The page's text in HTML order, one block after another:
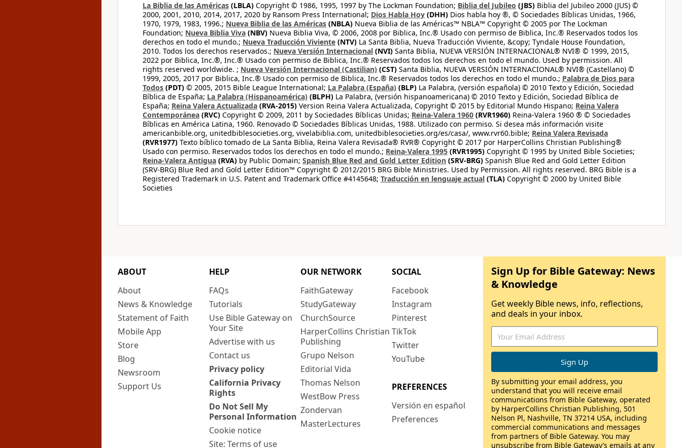
La Biblia de las Américas (LBLA) Copyright © 1986, 1995, 1997 by The Lockman Foundation; Biblia del Jubileo (JBS) Biblia del Jubileo 2000 (JUS) ©
2000, 2001, 2010, 2014, 2017, 2020 by Ransom Press International; Dios Habla Hoy (DHH) Dios habla hoy ®, © Sociedades Bíblicas Unidas, 1966,
1970, 1979, 1983, 1996.; Nueva Biblia de las Américas (NBLA) Nueva Biblia de las Américas™ NBLA™ Copyright © 2005 por The Lockman
Foundation; Nueva Biblia Viva (NBV) Nueva Biblia Viva, © 2006, 2008 por Biblica, Inc.® Usado con permiso de Biblica, Inc.® Reservados todos los
derechos en todo el mundo.; Nueva Traducción Viviente (NTV) La Santa Biblia, Nueva Traducción Viviente, &copy; Tyndale House Foundation,
2010. Todos los derechos reservados.; Nueva Versión Internacional (NVI) Santa Biblia, NUEVA VERSIÓN INTERNACIONAL® NVI® © 1999, 2015,
2022 por Biblica, Inc.®, Inc.® Usado con permiso de Biblica, Inc.® Reservados todos los derechos en todo el mundo. Used by permission. All
rights reserved worldwide. ; Nueva Versión Internacional (Castilian) (CST) Santa Biblia, NUEVA VERSIÓN INTERNACIONAL® NVI® (Castellano) ©
1999, 2005, 2017 por Biblica, Inc.® Usado con permiso de Biblica, Inc.® Reservados todos los derechos en todo el mundo.; Palabra de Dios para
Todos (PDT) © 2005, 2015 Bible League International; La Palabra (España) (BLP) La Palabra, (versión española) © 2010 Texto y Edición, Sociedad
Bíblica de España; La Palabra (Hispanoamérica) (BLPH) La Palabra, (versión hispanoamericana) © 2010 Texto y Edición, Sociedad Bíblica de
España; Reina Valera Actualizada (RVA-2015) Version Reina Valera Actualizada, Copyright © 2015 by Editorial Mundo Hispano; Reina Valera
Contemporánea (RVC) Copyright © 2009, 2011 by Sociedades Bíblicas Unidas; Reina-Valera 1960 (RVR1960) Reina-Valera 1960 ® © Sociedades
Bíblicas en América Latina, 1960. Renovado © Sociedades Bíblicas Unidas, 1988. Utilizado con permiso. Si desea más información visite
americanbible.org, unitedbiblesocieties.org, vivelabiblia.com, unitedbiblesocieties.org/es/casa/, www.rvr60.bible; Reina Valera Revisada
(RVR1977) Texto bíblico tomado de La Santa Biblia, Reina Valera Revisada® RVR® Copyright © 2017 por HarperCollins Christian Publishing®
Usado con permiso. Reservados todos los derechos en todo el mundo.; Reina-Valera 1995 (RVR1995) Copyright © 1995 by United Bible Societies;
Reina-Valera Antigua (RVA) by Public Domain; Spanish Blue Red and Gold Letter Edition (SRV-BRG) Spanish Blue Red and Gold Letter Edition
(SRV-BRG) Blue Red and Gold Letter Edition™ Copyright © 2012/2015 BRG Bible Ministries. Used by Permission. All rights reserved. BRG Bible is a
Registered Trademark in U.S. Patent and Trademark Office #4145648; Traducción en lenguaje actual (TLA) Copyright © 2000 by United Bible
Societies
ABOUT
About
News & Knowledge
Statement of Faith
Mobile App
Store
Blog
Newsroom
Support Us
HELP
FAQs
Tutorials
Use Bible Gateway on
Your Site
Advertise with us
Contact us
Privacy policy
California Privacy
Rights
Do Not Sell My
Personal Information
Cookie notice
Site: Terms of use
OUR NETWORK
FaithGateway
StudyGateway
ChurchSource
HarperCollins Christian
Publishing
Grupo Nelson
Editorial Vida
Thomas Nelson
WestBow Press
Zondervan
MasterLectures
SOCIAL
Facebook
Instagram
Pinterest
TikTok
Twitter
YouTube
PREFERENCES
Versión en español
Preferences
Sign Up for Bible Gateway: News
& Knowledge
Get weekly Bible news, info, reflections,
and deals in your inbox.
By submitting your email address, you
understand that you will receive email
communications from Bible Gateway, operated
by HarperCollins Christian Publishing, 501
Nelson Pl, Nashville, TN 37214 USA, including
commercial communications and messages
from partners of Bible Gateway. You may
unsubscribe from Bible Gateway’s emails at any